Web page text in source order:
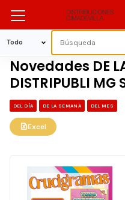
Novedades DE
DISTRIPUBLI MG
DEL DÍA DE LA SEMANA DEL MES
Excel